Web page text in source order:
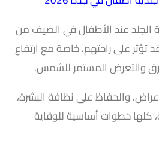
الجلد عند الأطفال في الصيف من
تؤثر على راحتهم، خاصة مع ارتفاع
والتعرض المستمر للشمس.
والحفاظ على نظافة البشرة،
كلها خطوات أساسية للوقاية